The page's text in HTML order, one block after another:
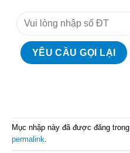
Mục nhập này đã được đăng trong
permalink.